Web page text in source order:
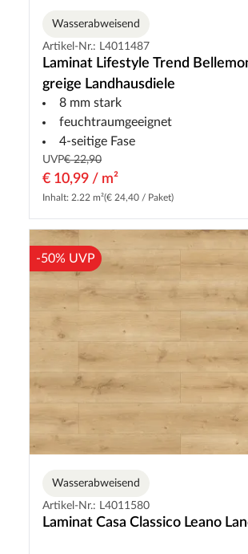
Wasserabweisend
Artikel-Nr.: L4011487
Laminat Lifestyle Trend
greige Landhausdiele
8 mm stark
feuchtraumgeeignet
4-seitige Fase
UVP€ 22,90
€ 10,99 / m²
Inhalt: 2.22 m²(€ 24,40 / Paket)
-50% UVP
Wasserabweisend
Artikel-Nr.: L4011580
Laminat Casa Classico Leano